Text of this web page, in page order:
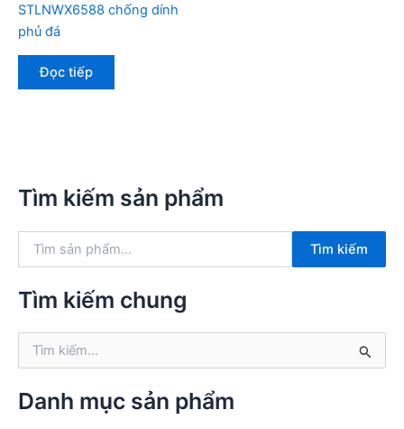
STLNWX6588 chống dính
phủ đá
Đọc tiếp
Tìm kiếm sản phẩm
k
ế
:
Tìm kiếm
Tìm kiếm chung
k
iDanh mục sản phẩm